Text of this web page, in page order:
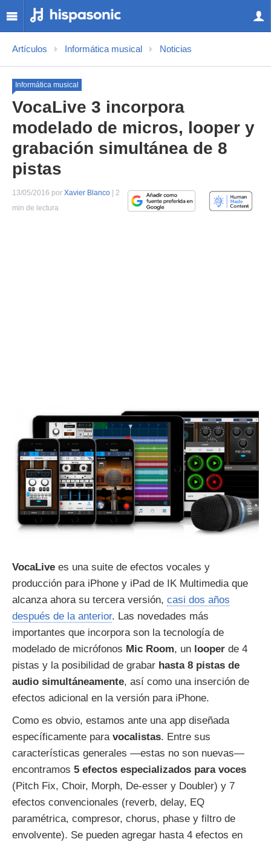
Artículos Informática musical Noticias
Informática musical
VocaLive 3 incorpora
modelado de micros, looper y
grabación simultánea de 8
pistas
13/05/2016 por Xavier Blanco | 2
min de lectura
VocaLive es una suite de efectos vocales y
producción para iPhone y iPad de IK Multimedia que
alcanza ahora su tercera versión, casi dos años
después de la anterior. Las novedades más
importantes que incorpora son la tecnología de
modelado de micrófonos Mic Room, un looper de 4
pistas y la posibilidad de grabar hasta 8 pistas de
audio simultáneamente, así como una inserción de
efectos adicional en la versión para iPhone.
Como es obvio, estamos ante una app diseñada
específicamente para vocalistas. Entre sus
características generales —estas no son nuevas—
encontramos 5 efectos especializados para voces
(Pitch Fix, Choir, Morph, De-esser y Doubler) y 7
efectos convencionales (reverb, delay, EQ
paramétrica, compresor, chorus, phase y filtro de
envolvente). Se pueden agregar hasta 4 efectos en